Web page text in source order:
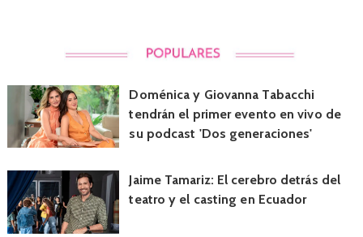
Doménica y Giovanna Tabacchi
tendrán el primer evento en vivo de
su podcast 'Dos generaciones'
Jaime Tamariz: El cerebro detrás del
teatro y el casting en Ecuador